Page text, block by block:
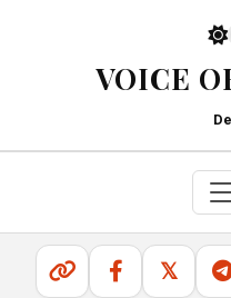
VOICE
𝕏